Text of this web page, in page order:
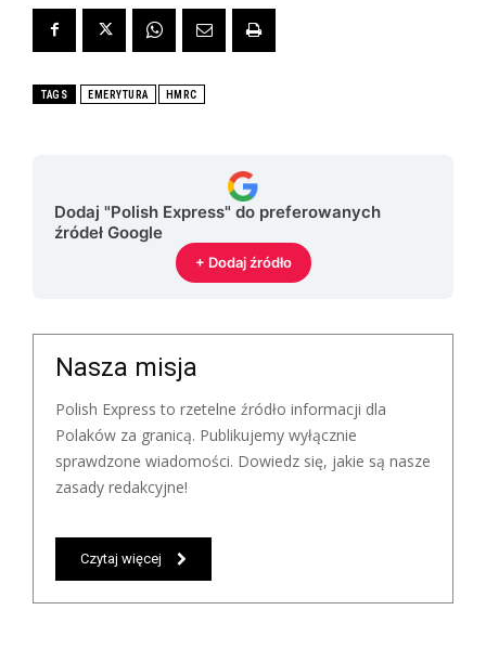
TAGS EMERYTURA HMRC
Dodaj "Polish Express" do preferowanych
źródeł Google
+ Dodaj źródło
Nasza misja
Polish Express to rzetelne źródło informacji dla
Polaków za granicą. Publikujemy wyłącznie
sprawdzone wiadomości. Dowiedz się, jakie są nasze
zasady redakcyjne!
Czytaj więcej